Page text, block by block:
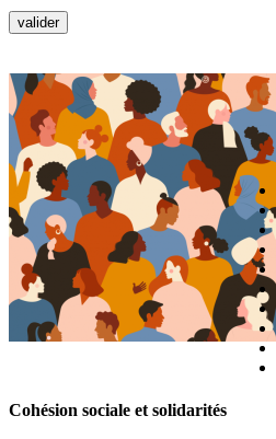
Cohésion sociale et solidarités